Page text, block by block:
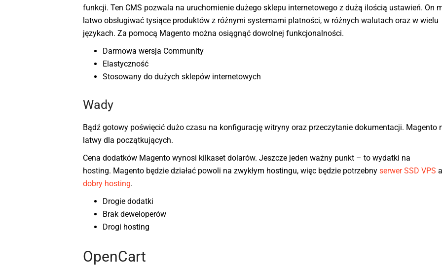
funkcji. Ten CMS pozwala na uruchomienie dużego sklepu internetowego z dużą ilością ustawień. On
latwo obsługiwać tysiące produktów z różnymi systemami platności, w różnych walutach oraz w wielu
językach. Za pomocą Magento można osiągnąć dowolnej funkcjonalności.
Darmowa wersja Community
Elastyczność
Stosowany do dużych sklepów internetowych
Wady
Bądź gotowy poświęcić dużo czasu na konfigurację witryny oraz przeczytanie dokumentacji. Magento
latwy dla początkujących.
Cena dodatków Magento wynosi kilkaset dolarów. Jeszcze jeden ważny punkt – to wydatki na
hosting. Magento będzie działać powoli na zwykłym hostingu, więc będzie potrzebny serwer SSD VPS
dobry hosting.
Drogie dodatki
Brak deweloperów
Drogi hosting
OpenCart